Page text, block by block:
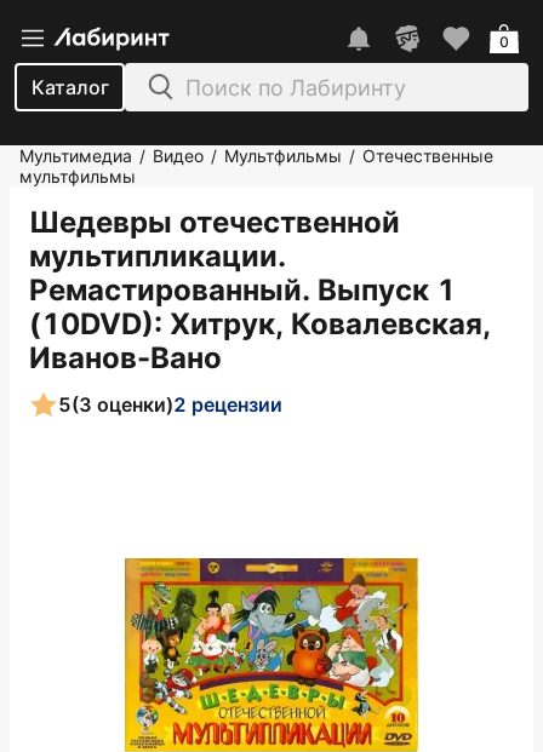
Каталог
0
Мультимедиа / Видео / Мультфильмы / Отечественные
мультфильмы
Шедевры отечественной
мультипликации.
Ремастированный. Выпуск 1
(10DVD): Хитрук, Ковалевская,
Иванов-Вано
5(3 оценки)2 рецензии